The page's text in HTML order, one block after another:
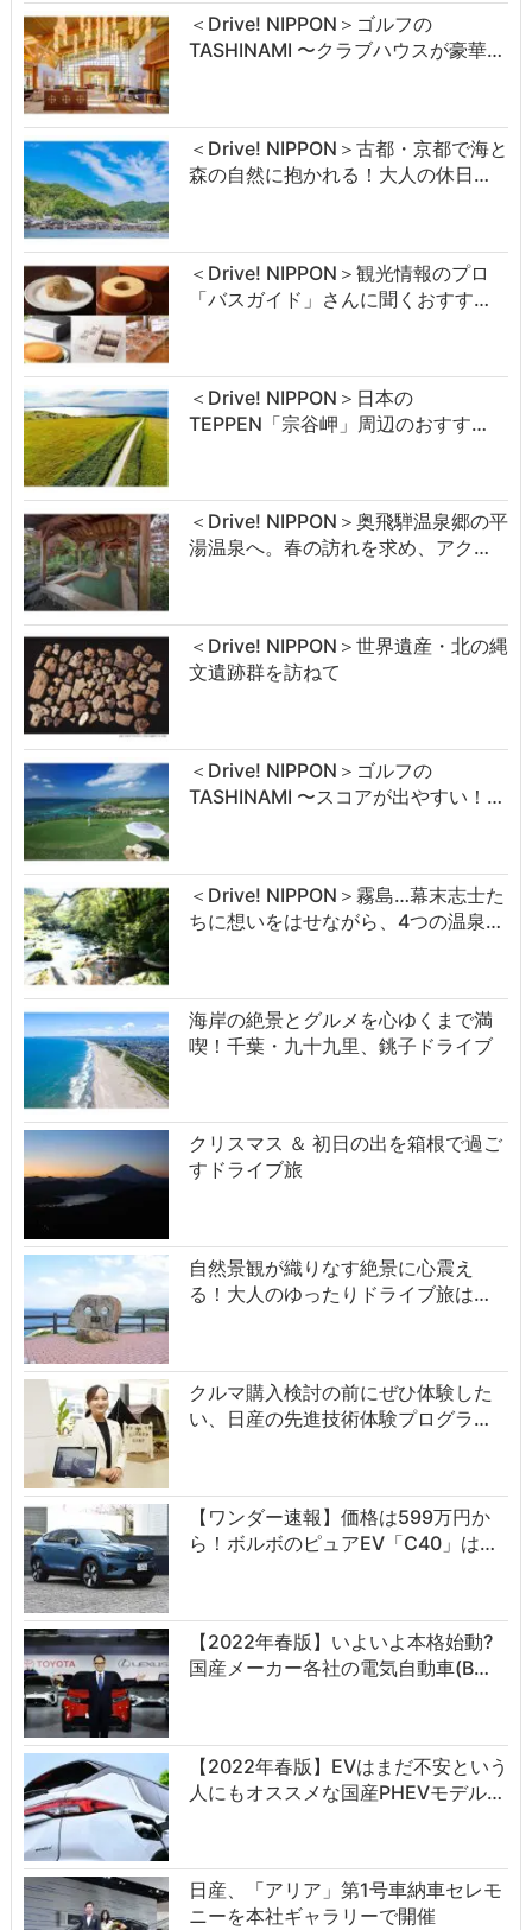
＜Drive! NIPPON＞ゴルフの
TASHINAMI 〜クラブハウスが豪華…
＜Drive! NIPPON＞古都・京都で海と
森の自然に抱かれる！大人の休日…
＜Drive! NIPPON＞観光情報のプロ
「バスガイド」さんに聞くおすす…
＜Drive! NIPPON＞日本の
TEPPEN「宗谷岬」周辺のおすす…
＜Drive! NIPPON＞奥飛騨温泉郷の平
湯温泉へ。春の訪れを求め、アク…
＜Drive! NIPPON＞世界遺産・北の縄
文遺跡群を訪ねて
＜Drive! NIPPON＞ゴルフの
TASHINAMI 〜スコアが出やすい！…
＜Drive! NIPPON＞霧島…幕末志士た
ちに想いをはせながら、4つの温泉…
海岸の絶景とグルメを心ゆくまで満
喫！千葉・九十九里、銚子ドライブ
クリスマス ＆ 初日の出を箱根で過ご
すドライブ旅
自然景観が織りなす絶景に心震え
る！大人のゆったりドライブ旅は…
クルマ購入検討の前にぜひ体験した
い、日産の先進技術体験プログラ…
【ワンダー速報】価格は599万円か
ら！ボルボのピュアEV「C40」は…
【2022年春版】いよいよ本格始動?
国産メーカー各社の電気自動車(B…
【2022年春版】EVはまだ不安という
人にもオススメな国産PHEVモデル…
日産、「アリア」第1号車納車セレモ
ニーを本社ギャラリーで開催